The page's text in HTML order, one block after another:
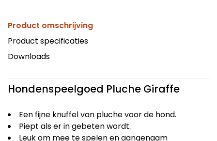
Product omschrijving
Product specificaties
Downloads
Hondenspeelgoed Pluche Giraffe
Een fijne knuffel van pluche voor de hond.
Piept als er in gebeten wordt.
Leuk om mee te spelen en aangenaam